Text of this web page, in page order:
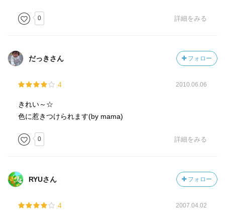
0 詳細をみる
だっきさん フォロー
4 2010.06.06
きれい～☆
色に惹きつけられます(by mama)
0 詳細をみる
RYUさん フォロー
4 2007.04.02